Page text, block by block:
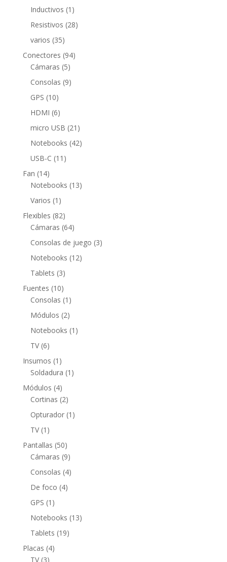
productos
Inductivos 1 1
producto
Resistivos 2828
varios 3535
productos
Conectores 9494
Cámaras 55
productos
Consolas 99
GPS 1010
productos
HDMI 66
productos
micro USB 21 21
productos
Notebooks 4242
USB-C 11 11
Fan 1414
productos
Notebooks 1313
Varios 1 1
producto
Flexibles 8282
productos
Cámaras 6464
productos
Consolas de juego 33
Notebooks 1212
Tablets 33
productos
Fuentes 1010
productos
Consolas 1 1
producto
Módulos 22
productos
Notebooks 1 1
TV 66
productos
Insumos 1 1
producto
Soldadura 1 1
Módulos 44
productos
Cortinas 22
productos
Opturador 1 1
TV 1 1
producto
Pantallas 5050
productos
Cámaras 99
productos
Consolas 44
De foco 44
GPS 1 1
producto
Notebooks 1313
Tablets 1919
Placas 44
TV 33